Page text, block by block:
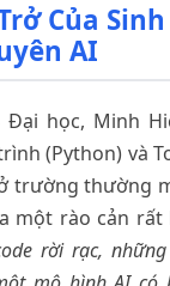
Của
AI
Đại học, Minh
(Python) và
trường thường
một rào cản rất
rời rạc,